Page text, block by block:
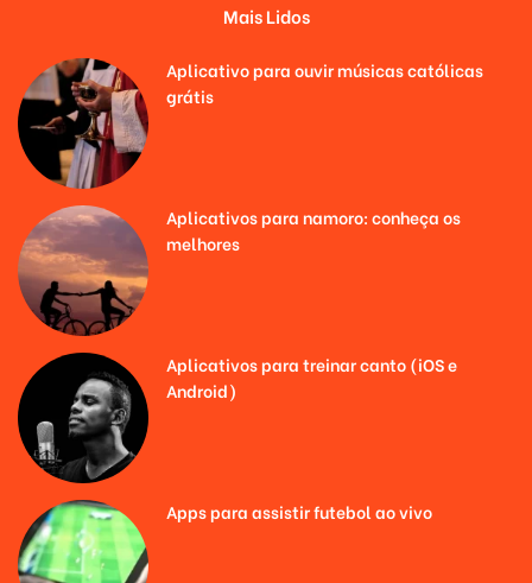
Mais Lidos
Aplicativo para ouvir músicas católicas
grátis
Aplicativos para namoro: conheça os
melhores
Aplicativos para treinar canto (iOS e
Android)
Apps para assistir futebol ao vivo